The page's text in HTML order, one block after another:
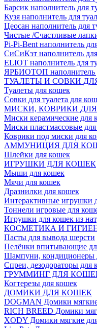
Барсик наполнитель для
Кузя наполнитель для
Цеосан наполнитель для
Чистые /Счастливые
Pi-Pi-Bent наполнитель
СиСиКэт наполнитель для
ELIOT наполнитель для
ЯРБИОТОП наполнитель
ТУАЛЕТЫ И СОВКИ
Туалеты для кошек
Совки для туалета для
МИСКИ, КОВРИКИ
Миски керамические для
Миски пластмассовые
Коврики под миски для
АММУНИЦИЯ ДЛЯ
Шлейки для кошек
ИГРУШКИ ДЛЯ КОШЕК
Мыши для кошек
Мячи для кошек
Дразнилки для кошек
Интерактивные игрушки
Тоннели игровые для
Игрушки для кошек из
КОСМЕТИКА И
Пасты для вывода шерсти
Пелёнки впитывающие
Шампуни, кондиционеры
Спреи, дезодораторы для
ГРУММИНГ ДЛЯ
Когтерезы для кошек
ДОМИКИ ДЛЯ КОШЕК
DOGMAN Домики
RICH BREED Домики
XODY Домики мягкие